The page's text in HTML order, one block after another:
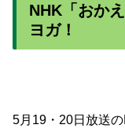
NHK「おか
ヨガ！
5月19・20日放送